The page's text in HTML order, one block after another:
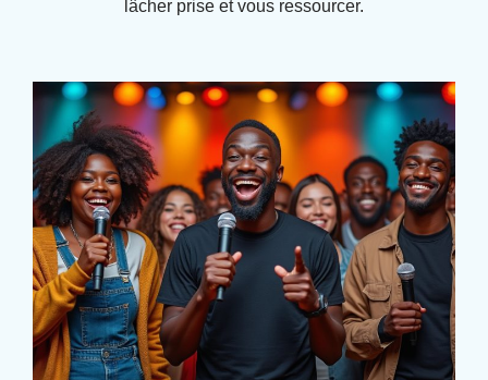
lâcher prise et vous ressourcer.